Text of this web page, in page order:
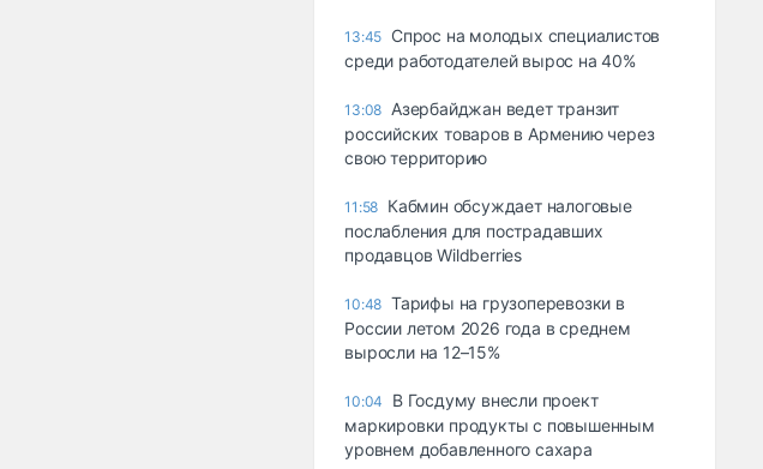
13:45 Спрос на молодых специалистов
среди работодателей вырос на 40%
13:08 Азербайджан ведет транзит
российских товаров в Армению через
свою территорию
11:58 Кабмин обсуждает налоговые
послабления для пострадавших
продавцов Wildberries
10:48 Тарифы на грузоперевозки в
России летом 2026 года в среднем
выросли на 12–15%
10:04
В Госдуму внесли проект
маркировки продукты с повышенным
уровнем добавленного сахара